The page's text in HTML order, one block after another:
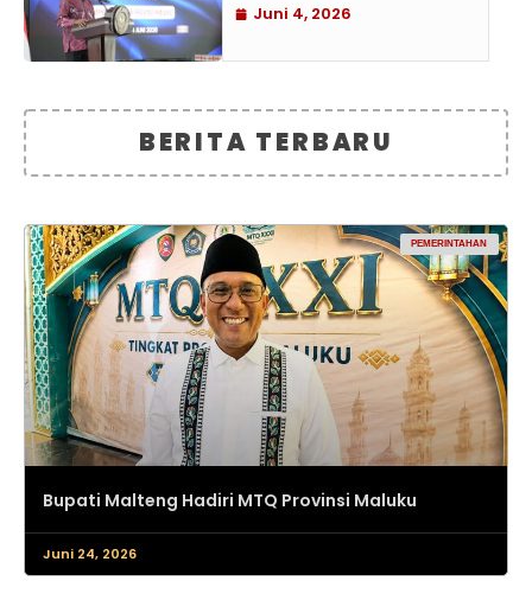
Juni 4, 2026
BERITA TERBARU
PEMERINTAHAN
Bupati Malteng Hadiri MTQ Provinsi Maluku
Juni 24, 2026